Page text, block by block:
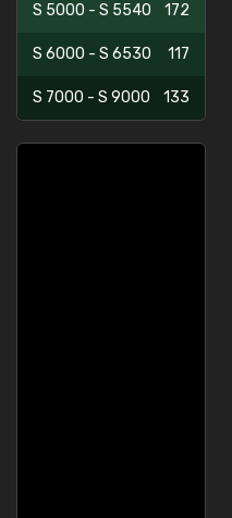
S 5000 - S 5540 172
S 6000 - S 6530 117
S 7000 - S 9000 133